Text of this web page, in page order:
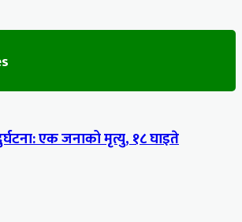
एक जनाको मृत्यु, १८ घाइते